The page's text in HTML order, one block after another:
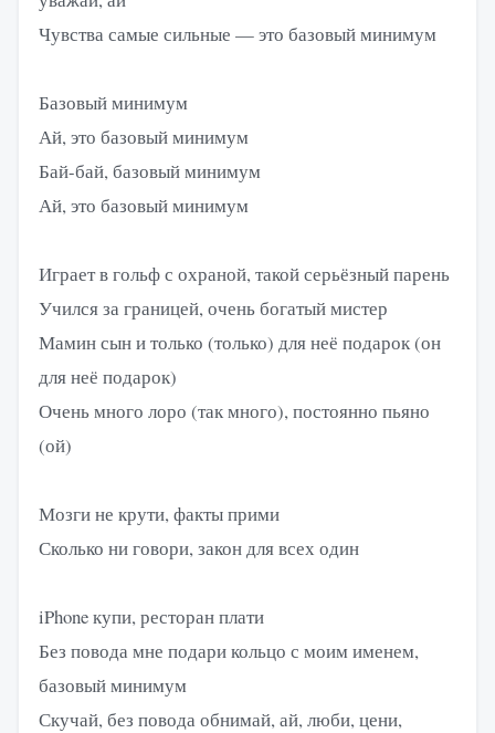
Чувства самые сильные — это базовый минимум
Базовый минимум
Ай, это базовый минимум
Бай-бай, базовый минимум
Ай, это базовый минимум
Играет в гольф с охраной, такой серьёзный парень
Учился за границей, очень богатый мистер
Мамин сын и только (только) для неё подарок (он
для неё подарок)
Очень много лоро (так много), постоянно пьяно
(ой)
Мозги не крути, факты прими
Сколько ни говори, закон для всех один
iPhone купи, ресторан плати
Без повода мне подари кольцо с моим именем,
базовый минимум
Скучай, без повода обнимай, ай, люби, цени,